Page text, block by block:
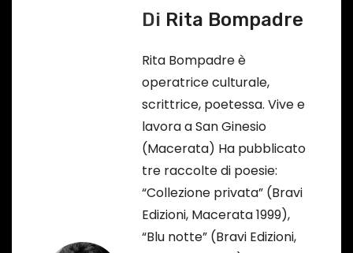
Di Rita Bompadre
Rita Bompadre è
operatrice culturale,
scrittrice, poetessa. Vive e
lavora a San Ginesio
(Macerata) Ha pubblicato
tre raccolte di poesie:
“Collezione privata” (Bravi
Edizioni, Macerata 1999),
“Blu notte” (Bravi Edizioni,